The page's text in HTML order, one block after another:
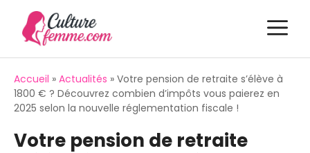
contenu
Accueil » Actualités » Votre pension de retraite s’élève à
1800 € ? Découvrez combien d’impôts vous paierez en
2025 selon la nouvelle réglementation fiscale !
Votre pension de retraite